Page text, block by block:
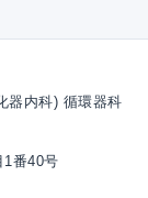
器内科) 循環器科
1番40号